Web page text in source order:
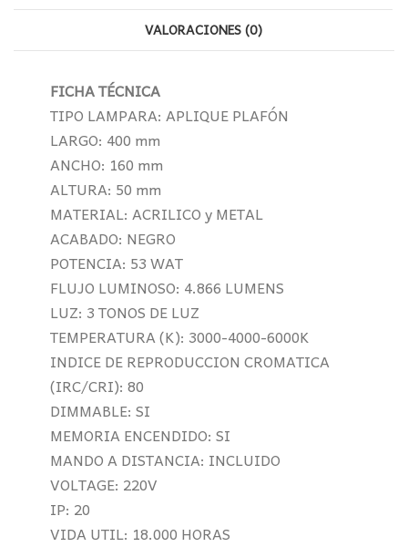
VALORACIONES (0)
FICHA TÉCNICA
TIPO LAMPARA: APLIQUE PLAFÓN
LARGO: 400 mm
ANCHO: 160 mm
ALTURA: 50 mm
MATERIAL: ACRILICO y METAL
ACABADO: NEGRO
POTENCIA: 53 WAT
FLUJO LUMINOSO: 4.866 LUMENS
LUZ: 3 TONOS DE LUZ
TEMPERATURA (K): 3000-4000-6000K
INDICE DE REPRODUCCION CROMATICA
(IRC/CRI): 80
DIMMABLE: SI
MEMORIA ENCENDIDO: SI
MANDO A DISTANCIA: INCLUIDO
VOLTAGE: 220V
IP: 20
VIDA UTIL: 18.000 HORAS